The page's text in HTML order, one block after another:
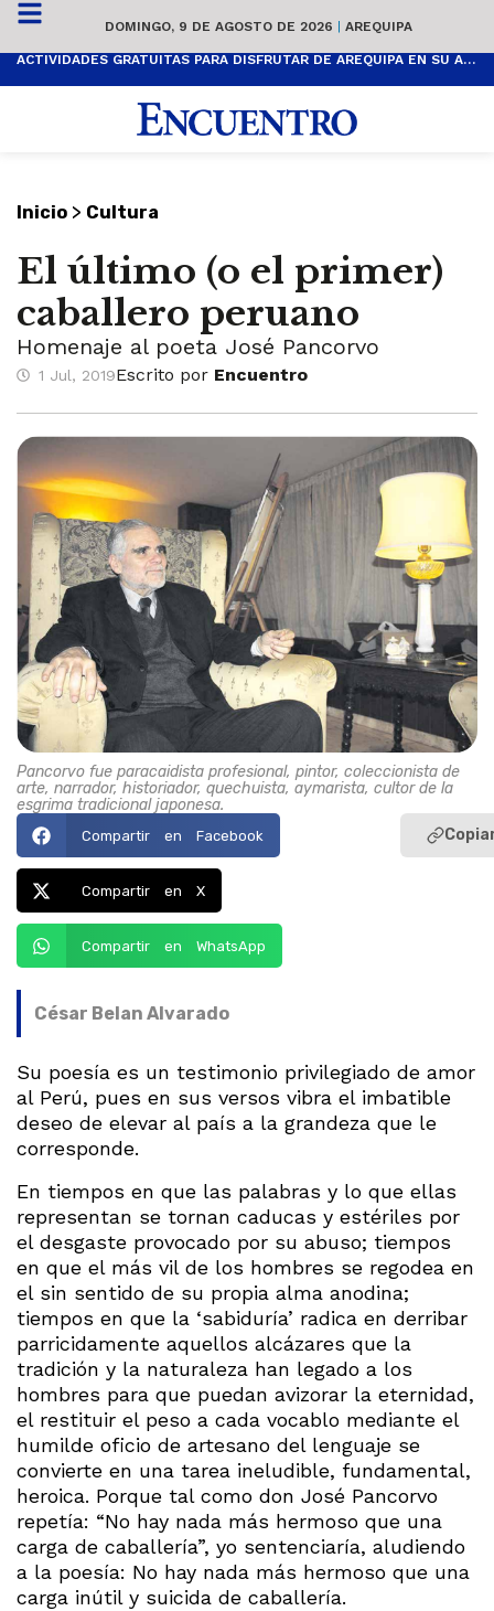
DOMINGO, 9 DE AGOSTO DE 2026 | AREQUIPA
ACTIVIDADES GRATUITAS PARA DISFRUTAR DE AREQUIPA EN SU ANIVERSARIO
Inicio > Cultura
El último (o el primer)
caballero peruano
Homenaje al poeta José Pancorvo
1 Jul, 2019Escrito por Encuentro
Pancorvo fue paracaidista profesional, pintor, coleccionista de
arte, narrador, historiador, quechuista, aymarista, cultor de la
esgrima tradicional japonesa.
Compartir en Facebook
Compartir en X
Compartir en WhatsApp
César Belan Alvarado
Su poesía es un testimonio privilegiado de amor
al Perú, pues en sus versos vibra el imbatible
deseo de elevar al país a la grandeza que le
corresponde.
En tiempos en que las palabras y lo que ellas
representan se tornan caducas y estériles por
el desgaste provocado por su abuso; tiempos
en que el más vil de los hombres se regodea en
el sin sentido de su propia alma anodina;
tiempos en que la ‘sabiduría’ radica en derribar
parricidamente aquellos alcázares que la
tradición y la naturaleza han legado a los
hombres para que puedan avizorar la eternidad,
el restituir el peso a cada vocablo mediante el
humilde oficio de artesano del lenguaje se
convierte en una tarea ineludible, fundamental,
heroica. Porque tal como don José Pancorvo
repetía: “No hay nada más hermoso que una
carga de caballería”, yo sentenciaría, aludiendo
a la poesía: No hay nada más hermoso que una
carga inútil y suicida de caballería.